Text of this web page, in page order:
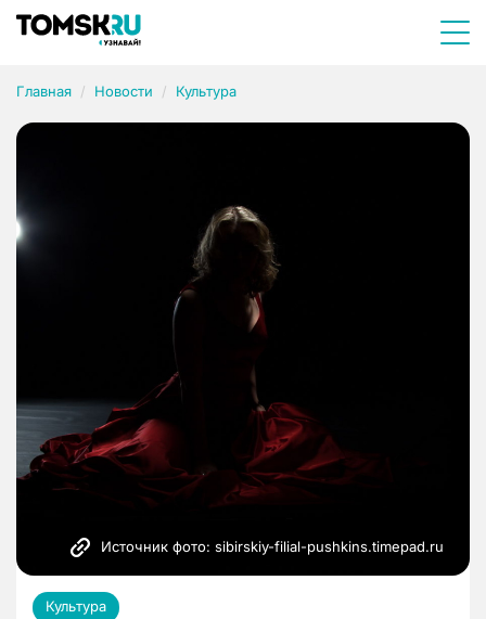
Главная Новости Культура
Источник фото: sibirskiy-filial-pushkins.timepad.ru
Культура